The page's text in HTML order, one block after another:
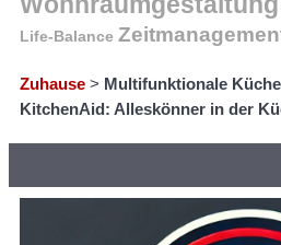
Life-Balance
Zuhause > Multifunktionale
KitchenAid: Alleskönner in der